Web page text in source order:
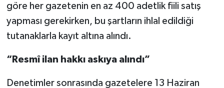
göre her gazetenin en az 400 adetlik fiili satış
yapması gerekirken, bu şartların ihlal edildiği
tutanaklarla kayıt altına alındı.
“Resmî ilan hakkı askıya alındı”
Denetimler sonrasında gazetelere 13 Haziran